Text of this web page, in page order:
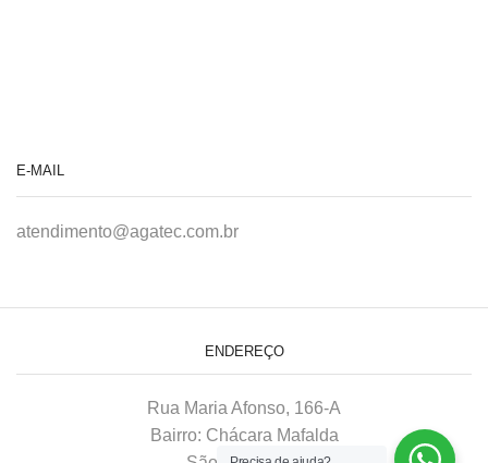
E-MAIL
atendimento@agatec.com.br
ENDEREÇO
Rua Maria Afonso, 166-A
Bairro: Chácara Mafalda